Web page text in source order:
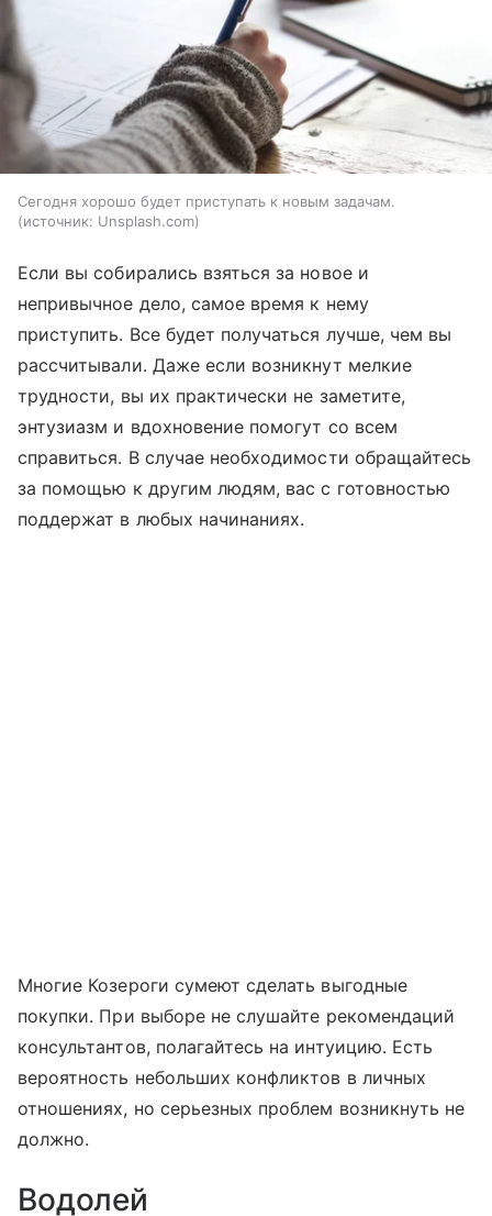
Сегодня хорошо будет приступать к новым задачам.
источник: Unsplash.com
Если вы собирались взяться за новое и
непривычное дело, самое время к нему
приступить. Все будет получаться лучше, чем вы
рассчитывали. Даже если возникнут мелкие
трудности, вы их практически не заметите,
энтузиазм и вдохновение помогут со всем
справиться. В случае необходимости обращайтесь
за помощью к другим людям, вас с готовностью
поддержат в любых начинаниях.
Многие Козероги сумеют сделать выгодные
покупки. При выборе не слушайте рекомендаций
консультантов, полагайтесь на интуицию. Есть
вероятность небольших конфликтов в личных
отношениях, но серьезных проблем возникнуть не
должно.
Водолей